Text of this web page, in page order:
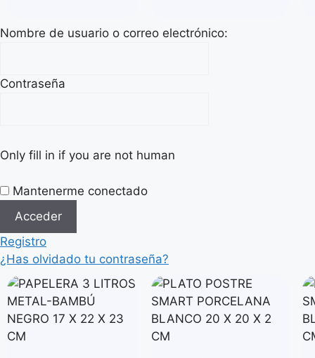
Nombre de usuario o correo electrónico:
Contraseña
Only fill in if you are not human
Mantenerme conectado
Registro
¿Has olvidado tu contraseña?